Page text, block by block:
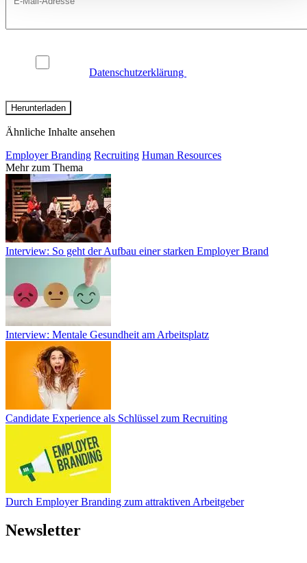
Datenschutzerklärung
Ähnliche Inhalte ansehen
Employer Branding Recruiting Human Resources
Mehr zum Thema
Interview: So geht der Aufbau einer starken Employer Brand
Interview: So geht der Aufbau einer starken Employer Brand
Interview: Mentale Gesundheit am Arbeitsplatz
Interview: Mentale Gesundheit am Arbeitsplatz
Candidate Experience als Schlüssel zum Recruiting
Candidate Experience als Schlüssel zum Recruiting
Durch Employer Branding zum attraktiven Arbeitgeber
Newsletter